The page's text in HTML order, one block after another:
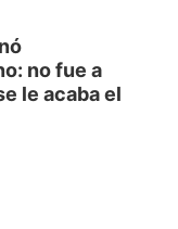
no fue a
le acaba el